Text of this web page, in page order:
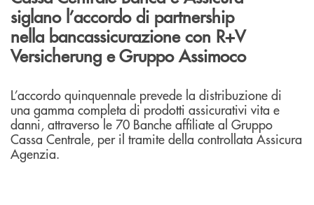
siglano l’accordo di partnership
nella bancassicurazione con R+V
Versicherung e Gruppo Assimoco
L’accordo quinquennale prevede la distribuzione di
una gamma completa di prodotti assicurativi vita e
danni, attraverso le 70 Banche affiliate al Gruppo
Cassa Centrale, per il tramite della controllata Assicura
Agenzia.